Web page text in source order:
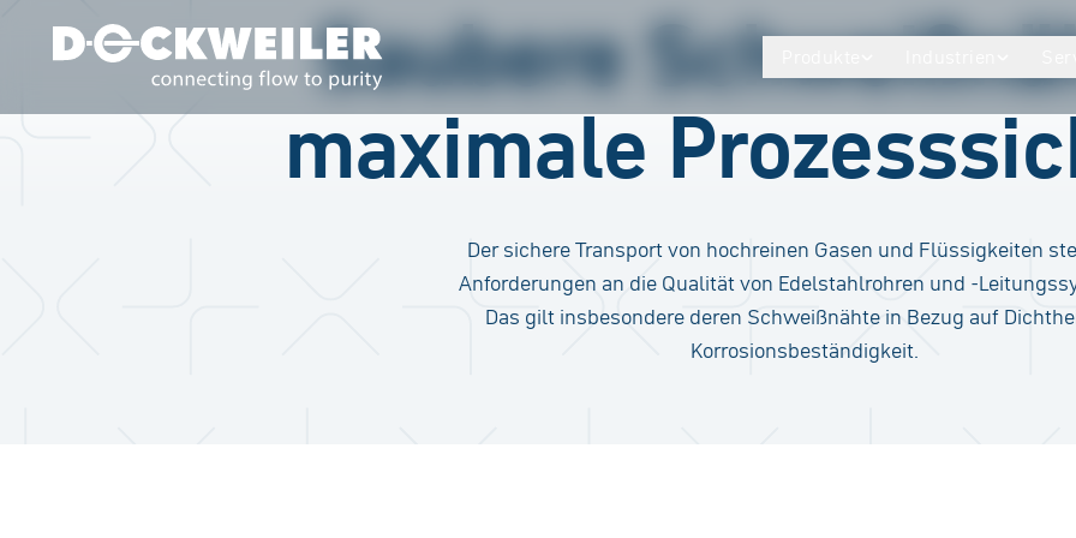
Saubere
maximale
Der sichere Transport von hochreinen Gasen und Flüssigkeiten
Anforderungen an die Qualität von Edelstahlrohren und -
Das gilt insbesondere deren Schweißnähte in Bezug auf
Korrosionsbeständigkeit.